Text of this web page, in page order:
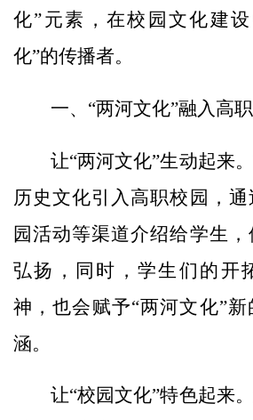
化”元素，在校园文化建
化”的传播者。
一、“两河文化”融入高职
让“两河文化”生动起来。
历史文化引入高职校园，
园活动等渠道介绍给学生
弘扬，同时，学生们的开
神，也会赋予“两河文化”
涵。
让“校园文化”特色起来。